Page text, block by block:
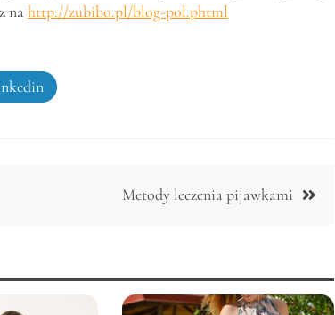
nahttp://zubibo.pl/blog-pol.phtml
Metody leczenia pijawkami